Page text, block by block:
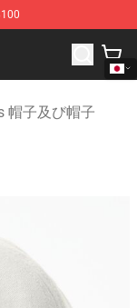
Merchandise
帽子及び帽子